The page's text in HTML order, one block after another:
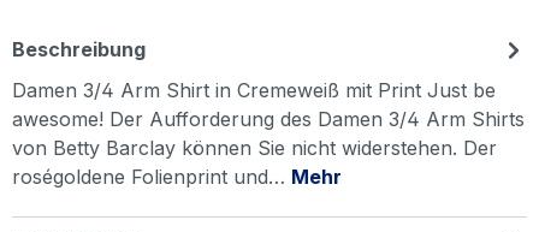
Beschreibung
Damen 3/4 Arm Shirt in Cremeweiß mit Print Just be
awesome! Der Aufforderung des Damen 3/4 Arm Shirts
von Betty Barclay können Sie nicht widerstehen. Der
roségoldene Folienprint und… Mehr